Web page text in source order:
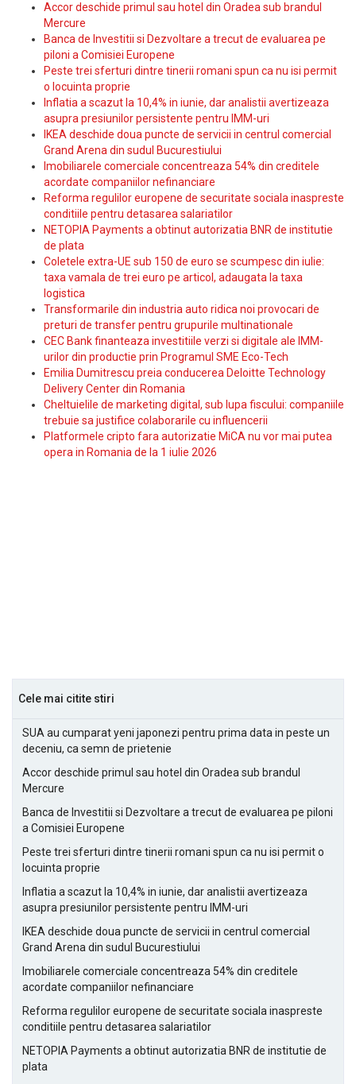
Accor deschide primul sau hotel din Oradea sub brandul
Mercure
Banca de Investitii si Dezvoltare a trecut de evaluarea pe
piloni a Comisiei Europene
Peste trei sferturi dintre tinerii romani spun ca nu isi permit
o locuinta proprie
Inflatia a scazut la 10,4% in iunie, dar analistii avertizeaza
asupra presiunilor persistente pentru IMM-uri
IKEA deschide doua puncte de servicii in centrul comercial
Grand Arena din sudul Bucurestiului
Imobiliarele comerciale concentreaza 54% din creditele
acordate companiilor nefinanciare
Reforma regulilor europene de securitate sociala inaspreste
conditiile pentru detasarea salariatilor
NETOPIA Payments a obtinut autorizatia BNR de institutie
de plata
Coletele extra-UE sub 150 de euro se scumpesc din iulie:
taxa vamala de trei euro pe articol, adaugata la taxa
logistica
Transformarile din industria auto ridica noi provocari de
preturi de transfer pentru grupurile multinationale
CEC Bank finanteaza investitiile verzi si digitale ale IMM-
urilor din productie prin Programul SME Eco-Tech
Emilia Dumitrescu preia conducerea Deloitte Technology
Delivery Center din Romania
Cheltuielile de marketing digital, sub lupa fiscului: companiile
trebuie sa justifice colaborarile cu influencerii
Platformele cripto fara autorizatie MiCA nu vor mai putea
opera in Romania de la 1 iulie 2026
Cele mai citite stiri
SUA au cumparat yeni japonezi pentru prima data in peste un
deceniu, ca semn de prietenie
Accor deschide primul sau hotel din Oradea sub brandul
Mercure
Banca de Investitii si Dezvoltare a trecut de evaluarea pe piloni
a Comisiei Europene
Peste trei sferturi dintre tinerii romani spun ca nu isi permit o
locuinta proprie
Inflatia a scazut la 10,4% in iunie, dar analistii avertizeaza
asupra presiunilor persistente pentru IMM-uri
IKEA deschide doua puncte de servicii in centrul comercial
Grand Arena din sudul Bucurestiului
Imobiliarele comerciale concentreaza 54% din creditele
acordate companiilor nefinanciare
Reforma regulilor europene de securitate sociala inaspreste
conditiile pentru detasarea salariatilor
NETOPIA Payments a obtinut autorizatia BNR de institutie de
plata